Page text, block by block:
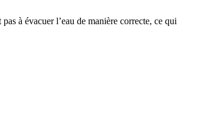
à évacuer l’eau de manière correcte, ce qui